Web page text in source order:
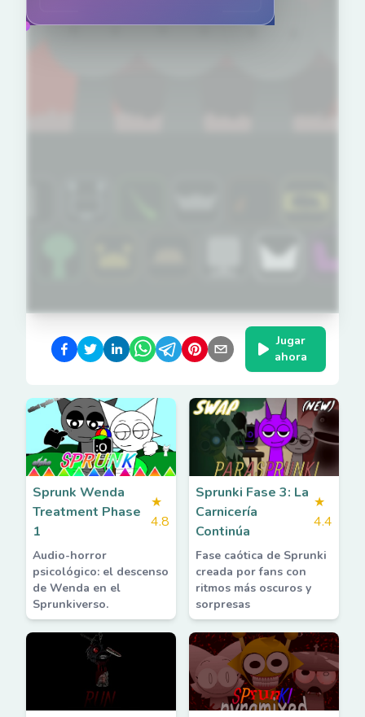
Jugar
ahora
Sprunk Wenda
Treatment Phase
1
★
4.8
Audio-horror
psicológico: el descenso
de Wenda en el
Sprunkiverso.
Sprunki Fase 3: La
Carnicería
Continúa
★
4.4
Fase caótica de Sprunki
creada por fans con
ritmos más oscuros y
sorpresas